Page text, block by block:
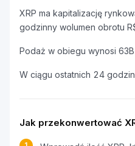
XRP ma kapitalizację
godzinny wolumen obrotu
Podaż w obiegu wynosi 63B
W ciągu ostatnich 24
Jak przekonwertować